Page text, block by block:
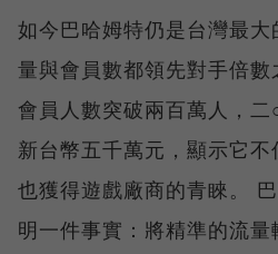
如今巴哈姆特仍是台灣最
量與會員數都領先對手倍
會員人數突破兩百萬人，
新台幣五千萬元，顯示它不
也獲得遊戲廠商的青睞。
明一件事實：將精準的流